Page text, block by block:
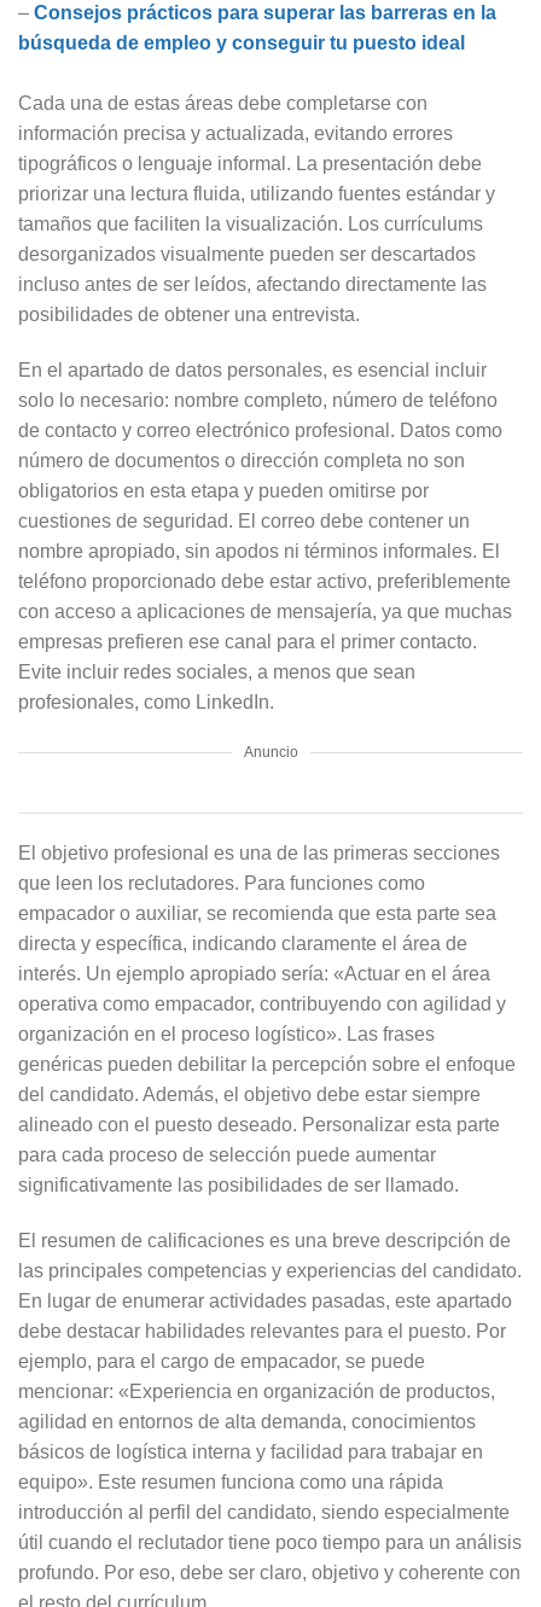
– Consejos prácticos para superar las barreras en la
búsqueda de empleo y conseguir tu puesto ideal
Cada una de estas áreas debe completarse con
información precisa y actualizada, evitando errores
tipográficos o lenguaje informal. La presentación debe
priorizar una lectura fluida, utilizando fuentes estándar y
tamaños que faciliten la visualización. Los currículums
desorganizados visualmente pueden ser descartados
incluso antes de ser leídos, afectando directamente las
posibilidades de obtener una entrevista.
En el apartado de datos personales, es esencial incluir
solo lo necesario: nombre completo, número de teléfono
de contacto y correo electrónico profesional. Datos como
número de documentos o dirección completa no son
obligatorios en esta etapa y pueden omitirse por
cuestiones de seguridad. El correo debe contener un
nombre apropiado, sin apodos ni términos informales. El
teléfono proporcionado debe estar activo, preferiblemente
con acceso a aplicaciones de mensajería, ya que muchas
empresas prefieren ese canal para el primer contacto.
Evite incluir redes sociales, a menos que sean
profesionales, como LinkedIn.
Anuncio
El objetivo profesional es una de las primeras secciones
que leen los reclutadores. Para funciones como
empacador o auxiliar, se recomienda que esta parte sea
directa y específica, indicando claramente el área de
interés. Un ejemplo apropiado sería: «Actuar en el área
operativa como empacador, contribuyendo con agilidad y
organización en el proceso logístico». Las frases
genéricas pueden debilitar la percepción sobre el enfoque
del candidato. Además, el objetivo debe estar siempre
alineado con el puesto deseado. Personalizar esta parte
para cada proceso de selección puede aumentar
significativamente las posibilidades de ser llamado.
El resumen de calificaciones es una breve descripción de
las principales competencias y experiencias del candidato.
En lugar de enumerar actividades pasadas, este apartado
debe destacar habilidades relevantes para el puesto. Por
ejemplo, para el cargo de empacador, se puede
mencionar: «Experiencia en organización de productos,
agilidad en entornos de alta demanda, conocimientos
básicos de logística interna y facilidad para trabajar en
equipo». Este resumen funciona como una rápida
introducción al perfil del candidato, siendo especialmente
útil cuando el reclutador tiene poco tiempo para un análisis
profundo. Por eso, debe ser claro, objetivo y coherente con